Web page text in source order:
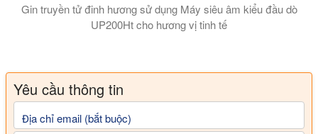
Gin truyền tử đinh hương sử dụng Máy siêu âm kiểu đầu dò
UP200Ht cho hương vị tinh tế
Yêu cầu thông tin
Địa chỉ email (bắt buộc)